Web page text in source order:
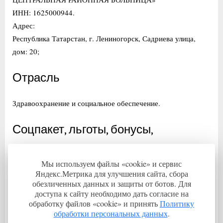
ИНН: 1625000944.
Адрес:
Республика Татарстан, г. Лениногорск, Садриева улица,
дом: 20;
Отрасль
Здравоохранение и социальное обеспечение.
Соцпакет, льготы, бонусы,
Оформление по ТК. Сотрудники обеспечиваются
проживанием.
Регион трудоустройства
Мы используем файлы «cookie» и сервис
Яндекс.Метрика для улучшения сайта, сбора
обезличенных данных и защиты от ботов. Для
доступа к сайту необходимо дать согласие на
обработку файлов «cookie» и принятьПолитику
обработки персональных данных.